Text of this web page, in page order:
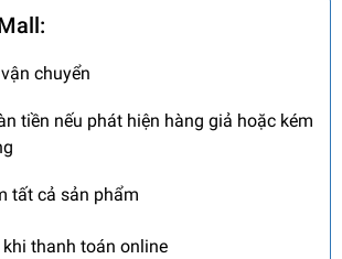
chuyển
tiền nếu phát hiện hàng giả hoặc kém
tất cả sản phẩm
khi thanh toán online